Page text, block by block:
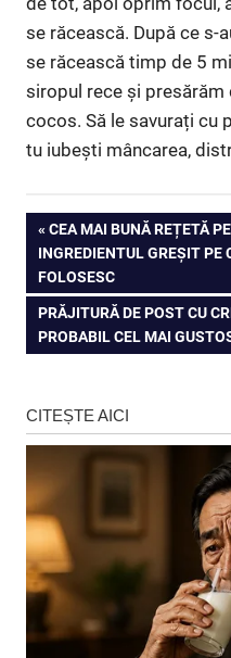
se răcească. După ce s-
se răcească timp de 5
siropul rece și
cocos. Să le savurați cu
tu iubești mâncarea,
Navigare
în
articole
PREVIOUS
POST:
CEA MAI BUNĂ REȚETĂ
INGREDIENTUL GREŞIT PE
FOLOSESC
NEXT
POST:
PRĂJITURĂ DE POST CU
PROBABIL CEL MAI